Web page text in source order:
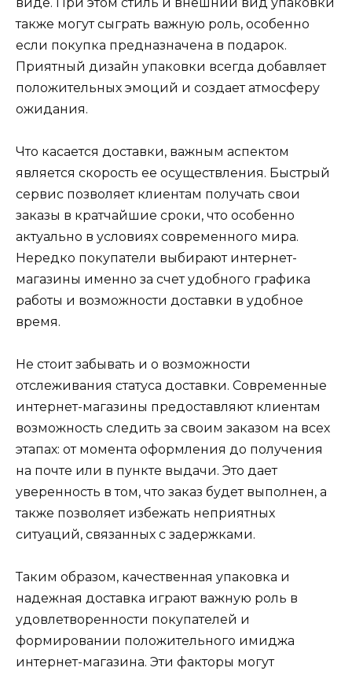
также могут сыграть важную роль, особенно
если покупка предназначена в подарок.
Приятный дизайн упаковки всегда добавляет
положительных эмоций и создает атмосферу
ожидания.
Что касается доставки, важным аспектом
является скорость ее осуществления. Быстрый
сервис позволяет клиентам получать свои
заказы в кратчайшие сроки, что особенно
актуально в условиях современного мира.
Нередко покупатели выбирают интернет-
магазины именно за счет удобного графика
работы и возможности доставки в удобное
время.
Не стоит забывать и о возможности
отслеживания статуса доставки. Современные
интернет-магазины предоставляют клиентам
возможность следить за своим заказом на всех
этапах: от момента оформления до получения
на почте или в пункте выдачи. Это дает
уверенность в том, что заказ будет выполнен, а
также позволяет избежать неприятных
ситуаций, связанных с задержками.
Таким образом, качественная упаковка и
надежная доставка играют важную роль в
удовлетворенности покупателей и
формировании положительного имиджа
интернет-магазина. Эти факторы могут